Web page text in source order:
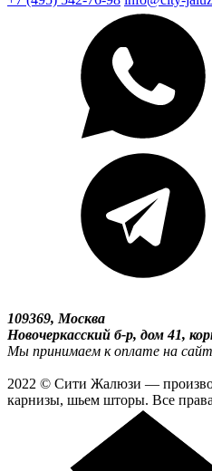
109369, Москва
Новочеркасский б-р, дом 41,
Мы принимаем к оплате на
2022 © Сити Жалюзи —
карнизы, шьем шторы. Все